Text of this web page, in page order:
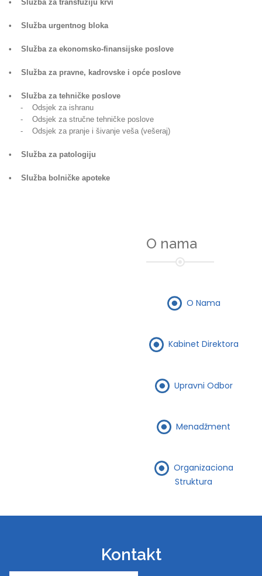
• Služba za transfuziju krvi
• Služba urgentnog bloka
• Služba za ekonomsko-finansijske poslove
• Služba za pravne, kadrovske i opće poslove
• Služba za tehničke poslove
- Odsjek za ishranu
- Odsjek za stručne tehničke poslove
- Odsjek za pranje i šivanje veša (vešeraj)
• Služba za patologiju
• Služba bolničke apoteke
O nama
O Nama
Kabinet Direktora
Upravni Odbor
Menadžment
Organizaciona
Struktura
Kontakt